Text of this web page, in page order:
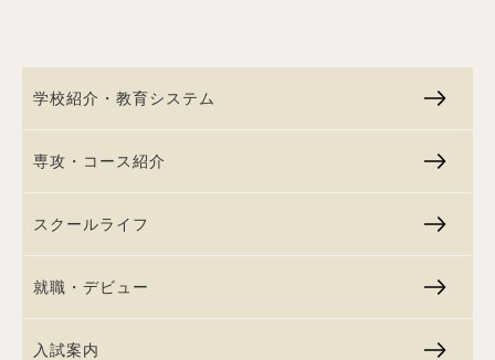
学校紹介・教育システム
専攻・コース紹介
スクールライフ
就職・デビュー
入試案内